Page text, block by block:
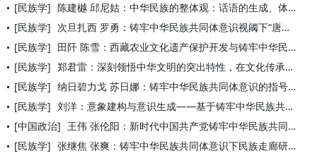
[民族学] 陈建樾 邱尼姑：中华民族的整体观：话语的生成、体系化与解决民
[民族学] 次旦扎西 罗勇：铸牢中华民族共同体意识视阈下“唐竺古道”文化
[民族学] 田阡 陈雪：西藏农业文化遗产保护开发与铸牢中华民族共同体意识
[民族学] 郑君雷：深刻领悟中华文明的突出特性，在文化传承发展中守护中华
[民族学] 纳日碧力戈 苏日娜：铸牢中华民族共同体意识的指号学路径
[民族学] 刘洋：意象建构与意识生成——基于铸牢中华民族共同体意识的西藏
[中国政治] 王伟 张伦阳：新时代中国共产党铸牢中华民族共同体意识研究：逻
[民族学] 张继焦 张爽：铸牢中华民族共同体意识下民族走廊研究的新分析框